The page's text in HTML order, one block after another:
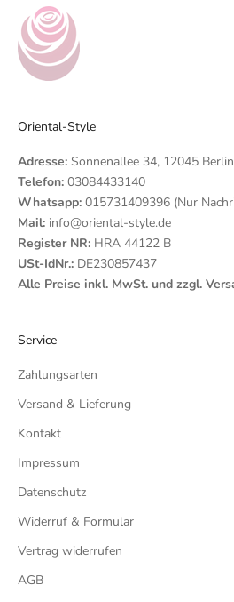
Oriental-Style
Adresse: Sonnenallee 34, 12045 Berlin
Telefon: 03084433140
Whatsapp: 015731409396 (Nur
Mail: info@oriental-style.de
Register NR: HRA 44122 B
USt-IdNr.: DE230857437
Alle Preise inkl. MwSt. und zzgl.
Service
Zahlungsarten
Versand & Lieferung
Kontakt
Impressum
Datenschutz
Widerruf & Formular
Vertrag widerrufen
AGB